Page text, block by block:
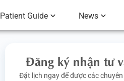
Patient Guide News
Đăng ký nhận tư
Đặt lịch ngay để được các